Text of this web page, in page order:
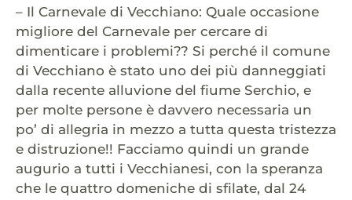
– Il Carnevale di Vecchiano: Quale occasione
migliore del Carnevale per cercare di
dimenticare i problemi?? Si perché il comune
di Vecchiano è stato uno dei più danneggiati
dalla recente alluvione del fiume Serchio, e
per molte persone è davvero necessaria un
po’ di allegria in mezzo a tutta questa tristezza
e distruzione!! Facciamo quindi un grande
augurio a tutti i Vecchianesi, con la speranza
che le quattro domeniche di sfilate, dal 24